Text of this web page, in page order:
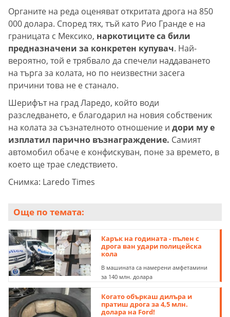
Органите на реда оценяват откритата дрога на 850
000 долара. Според тях, тъй като Рио Гранде е на
границата с Мексико, наркотиците са били
предназначени за конкретен купувач. Най-
вероятно, той е трябвало да спечели наддаването
на търга за колата, но по неизвестни засега
причини това не е станало.
Шерифът на град Ларедо, който води
разследването, е благодарил на новия собственик
на колата за съзнателното отношение и дори му е
изплатил парично възнаграждение. Самият
автомобил обаче е конфискуван, поне за времето, в
което ще трае следствието.
Снимка: Laredo Times
Още по темата:
Карък на годината - пълен с
дрога ван удари полицейска
кола
В машината са намерени амфетамини
за 140 млн. долара
Когато объркаш дилъра и
пратиш дрога за 4,5 млн.
долара на Ford!